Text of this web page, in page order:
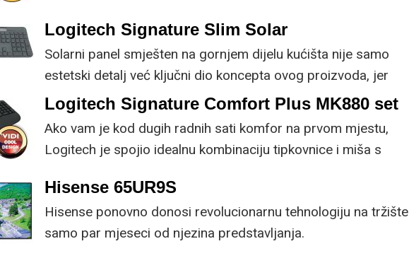
Logitech Signature Slim Solar
Solarni panel smješten na gornjem dijelu kućišta nije samo
estetski detalj već ključni dio koncepta ovog proizvoda, jer
koristi energiju prirodnog ili umjetnog svjetla za rad.
Logitech Signature Comfort Plus MK880 set
Ako vam je kod dugih radnih sati komfor na prvom mjestu,
Logitech je spojio idealnu kombinaciju tipkovnice i miša s
Hisense 65UR9S
Hisense ponovno donosi revolucionarnu tehnologiju na tržište
samo par mjeseci od njezina predstavljanja.